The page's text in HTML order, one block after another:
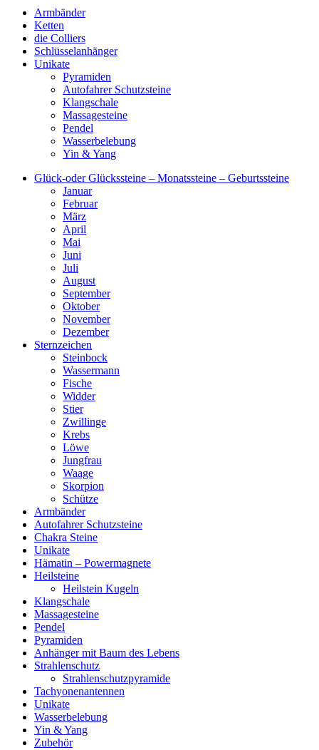
Armbänder
Ketten
die Colliers
Schlüsselanhänger
Unikate
Pyramiden
Autofahrer Schutzsteine
Klangschale
Massagesteine
Pendel
Wasserbelebung
Yin & Yang
Glück-oder Glückssteine – Monatssteine – Geburtssteine
Januar
Februar
März
April
Mai
Juni
Juli
August
September
Oktober
November
Dezember
Sternzeichen
Steinbock
Wassermann
Fische
Widder
Stier
Zwillinge
Krebs
Löwe
Jungfrau
Waage
Skorpion
Schütze
Armbänder
Autofahrer Schutzsteine
Chakra Steine
Unikate
Hämatin – Powermagnete
Heilsteine
Heilstein Kugeln
Klangschale
Massagesteine
Pendel
Pyramiden
Anhänger mit Baum des Lebens
Strahlenschutz
Strahlenschutzpyramide
Tachyonenantennen
Unikate
Wasserbelebung
Yin & Yang
Zubehör